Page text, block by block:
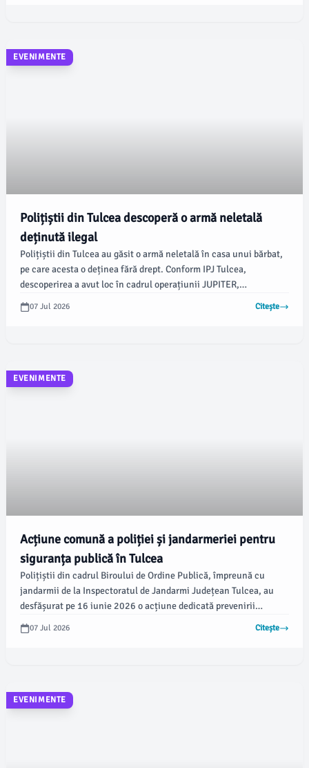
EVENIMENTE
Polițiștii din Tulcea descoperă o armă neletală
deținută ilegal
Polițiștii din Tulcea au găsit o armă neletală în casa unui bărbat,
pe care acesta o deținea fără drept. Conform IPJ Tulcea,
descoperirea a avut loc în cadrul operațiunii JUPITER,
desfășurată pe 9 iunie 2026, sub coordonarea Parchetului de pe
lângă Înalta Curte de Casație și Justiție.
07 Jul 2026 Citește
EVENIMENTE
Acțiune comună a poliției și jandarmeriei pentru
siguranța publică în Tulcea
Polițiștii din cadrul Biroului de Ordine Publică, împreună cu
jandarmii de la Inspectoratul de Jandarmi Județean Tulcea, au
desfășurat pe 16 iunie 2026 o acțiune dedicată prevenirii
faptelor antisociale. Aceasta a avut loc între orele 19:00 și
07:00, având ca scop menținerea unui climat de ordine și
07 Jul 2026 Citește
EVENIMENTE